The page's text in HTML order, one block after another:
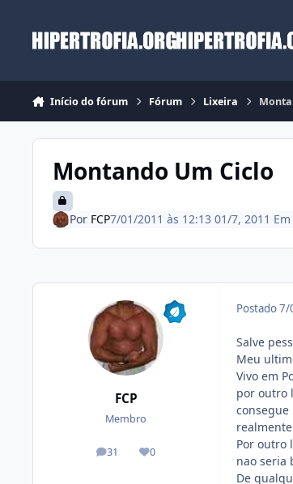
Início do fórum Fórum Lixeira
Montando Um Ciclo
Por FCP7/01/2011 às 12:13 01/7, 2011 Em
FCP
Membro
31
posts 0
Reputação
Postado7/
Salve
Meu
Vivo em
por outro
Por outro
nao seria
De